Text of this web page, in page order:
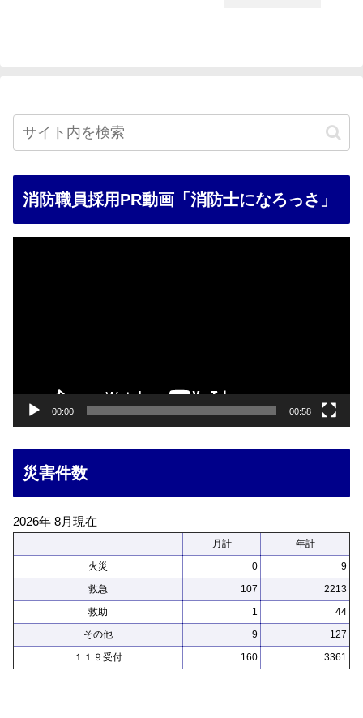
消防職員採用PR動画「消防士になろっさ」
00:00 00:58
災害件数
2026年 8月現在
月計
年計
火災
0
9
救急
107
2213
救助
1
44
その他
9
127
１１９受付
160 3361